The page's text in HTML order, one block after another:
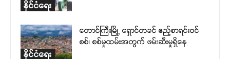
နိုင်ငံရေး
နိုင်ငံရေး
တောင်ကြီးမြို့ ရှောင်တခင် ဧည့်စာရင်းဝင်
စစ်၊ စစ်မှုထမ်းအတွက် ဖမ်းဆီးမှုရှိနေ